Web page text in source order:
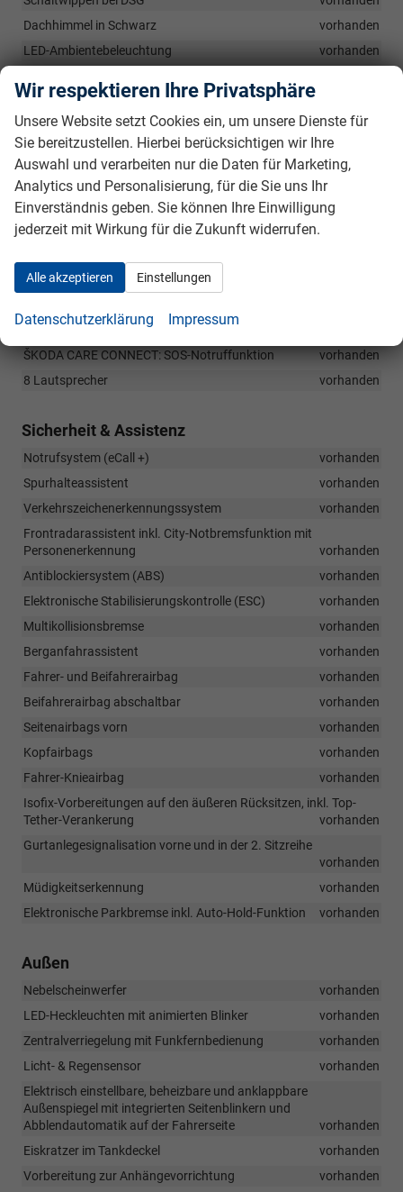
Dachhimmel in Schwarz
vorhanden
LED-Ambientebeleuchtung
vorhanden
Infotainment & Kommunikation
10" Virtual Cockpit: Digitales Kombiinstrument
vorhanden
Induktive Aufladefunktion für Smartphones
8" Infotainmentsdisplay mit Navigationssystem
230-Volt Steckdose hinten inkl. USB-C-Anschluss
vorhanden
12-Volt Steckdose vorne
Wireless SmartLink: Apple CarPlay/Android-Auto
Bluetooth-Freisprecheinrichtung
ŠKODA CARE CONNECT: SOS-Notruffunktion
vorhanden
8 Lautsprecher
vorhanden
Sicherheit & Assistenz
Notrufsystem (eCall +)
vorhanden
Spurhalteassistent
vorhanden
Verkehrszeichenerkennungssystem
vorhanden
Frontradarassistent inkl. City-Notbremsfunktion mit
Personenerkennung
vorhanden
Antiblockiersystem (ABS)
vorhanden
Elektronische Stabilisierungskontrolle (ESC)
vorhanden
Multikollisionsbremse
vorhanden
Berganfahrassistent
vorhanden
Fahrer- und Beifahrerairbag
vorhanden
Beifahrerairbag abschaltbar
vorhanden
Seitenairbags vorn
vorhanden
Kopfairbags
vorhanden
Fahrer-Knieairbag
vorhanden
Isofix-Vorbereitungen auf den äußeren Rücksitzen, inkl. Top-
Tether-Verankerung
vorhanden
Gurtanlegesignalisation vorne und in der 2. Sitzreihe
vorhanden
Müdigkeitserkennung
vorhanden
Elektronische Parkbremse inkl. Auto-Hold-Funktion
vorhanden
Außen
Nebelscheinwerfer
vorhanden
LED-Heckleuchten mit animierten Blinker
vorhanden
Zentralverriegelung mit Funkfernbedienung
vorhanden
Licht- & Regensensor
vorhanden
Elektrisch einstellbare, beheizbare und anklappbare
Außenspiegel mit integrierten Seitenblinkern und
Abblendautomatik auf der Fahrerseite
vorhanden
Eiskratzer im Tankdeckel
vorhanden
Vorbereitung zur Anhängevorrichtung
vorhanden
Wir respektieren Ihre Privatsphäre
Unsere Website setzt Cookies ein, um unsere Dienste für
Sie bereitzustellen. Hierbei berücksichtigen wir Ihre
Auswahl und verarbeiten nur die Daten für Marketing,
Analytics und Personalisierung, für die Sie uns Ihr
Einverständnis geben. Sie können Ihre Einwilligung
jederzeit mit Wirkung für die Zukunft widerrufen.
Alle akzeptieren Einstellungen
Datenschutzerklärung Impressum